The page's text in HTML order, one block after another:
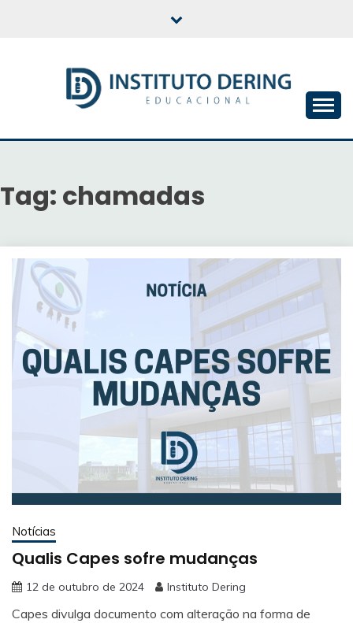
INSTITUTO DERING
EDUCACIONAL
Tag: chamadas
Notícias
Qualis Capes sofre mudanças
12 de outubro de 2024 Instituto Dering
Capes divulga documento com alteração na forma de